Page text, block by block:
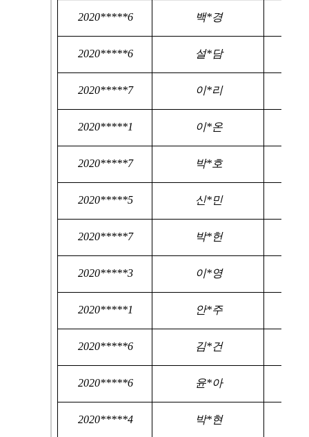
2020*****6 백*경
2020*****6 설*담
2020*****7 이*리
2020*****1 이*온
2020*****7 박*호
2020*****5 신*민
2020*****7 박*헌
2020*****3 이*영
2020*****1 안*주
2020*****6 김*건
2020*****6 윤*아
2020*****4 박*현